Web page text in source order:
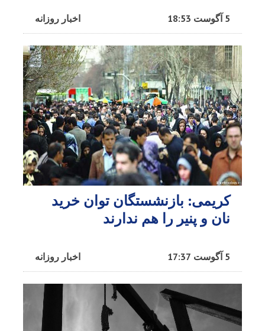
اخبار روزانه 5 آگوست 18:53
کریمی: بازنشستگان توان خرید
نان و پنیر را هم ندارند
اخبار روزانه 5 آگوست 17:37